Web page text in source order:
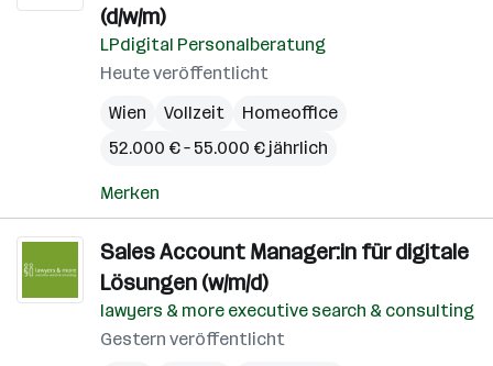
(d/w/m)
LPdigital Personalberatung
Heute veröffentlicht
Wien
Vollzeit
Homeoffice
52.000 € – 55.000 € jährlich
Merken
Sales Account Manager:in für digitale
Lösungen (w/m/d)
lawyers & more executive search & consulting
Gestern veröffentlicht